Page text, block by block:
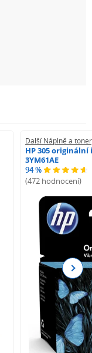
Další Náplně a
HP 305
3YM61AE
94 %
(472 hodnocení)
Next